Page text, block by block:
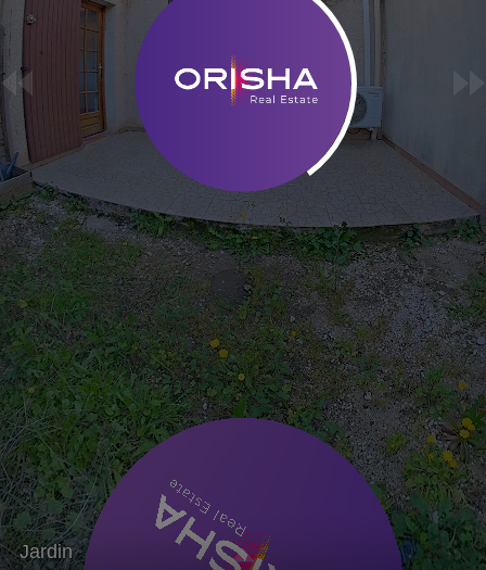
Jardin